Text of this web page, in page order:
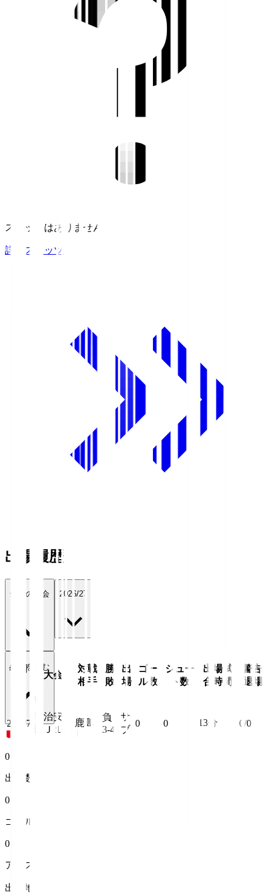
スタッツはありません。
詳細スタッツ
出場履歴
全ての大会 2026/27
年月
大会
対戦
相手
勝
敗
出
場
ゴー
ル数
シュー
ト数
出場試
合時間
警告/
退場
26/8/7
明治安
田Ｊ１
鹿島
負
3-4
サ
ブ
0 0 13分 0/0
続きを読む
0
出場数
0
ゴール
0
アシスト
出身地